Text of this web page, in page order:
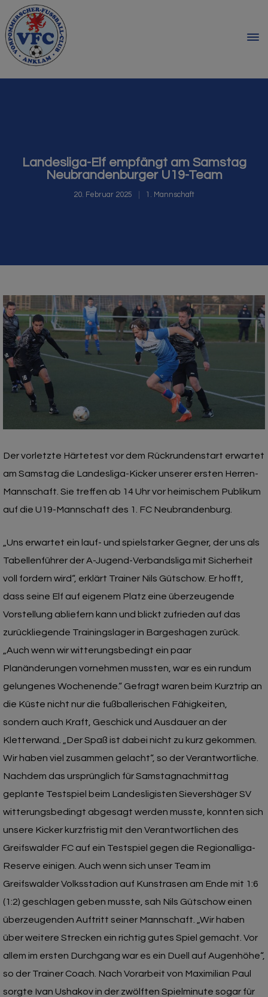
Landesliga-Elf empfängt am Samstag
Neubrandenburger U19-Team
20. Februar 2025 1. Mannschaft
Der vorletzte Härtetest vor dem Rückrundenstart erwartet
am Samstag die Landesliga-Kicker unserer ersten Herren-
Mannschaft. Sie treffen ab 14 Uhr vor heimischem Publikum
auf die U19-Mannschaft des 1. FC Neubrandenburg.
„Uns erwartet ein lauf- und spielstarker Gegner, der uns als
Tabellenführer der A-Jugend-Verbandsliga mit Sicherheit
voll fordern wird“, erklärt Trainer Nils Gütschow. Er hofft,
dass seine Elf auf eigenem Platz eine überzeugende
Vorstellung abliefern kann und blickt zufrieden auf das
zurückliegende Trainingslager in Bargeshagen zurück.
„Auch wenn wir witterungsbedingt ein paar
Planänderungen vornehmen mussten, war es ein rundum
gelungenes Wochenende.“ Gefragt waren beim Kurztrip an
die Küste nicht nur die fußballerischen Fähigkeiten,
sondern auch Kraft, Geschick und Ausdauer an der
Kletterwand. „Der Spaß ist dabei nicht zu kurz gekommen.
Wir haben viel zusammen gelacht“, so der Verantwortliche.
Nachdem das ursprünglich für Samstagnachmittag
geplante Testspiel beim Landesligisten Sievershäger SV
witterungsbedingt abgesagt werden musste, konnten sich
unsere Kicker kurzfristig mit den Verantwortlichen des
Greifswalder FC auf ein Testspiel gegen die Regionalliga-
Reserve einigen. Auch wenn sich unser Team im
Greifswalder Volksstadion auf Kunstrasen am Ende mit 1:6
(1:2) geschlagen geben musste, sah Nils Gütschow einen
überzeugenden Auftritt seiner Mannschaft. „Wir haben
über weitere Strecken ein richtig gutes Spiel gemacht. Vor
allem im ersten Durchgang war es ein Duell auf Augenhöhe“,
so der Trainer Coach. Nach Vorarbeit von Maximilian Paul
sorgte Ivan Ushakov in der zwölften Spielminute sogar für